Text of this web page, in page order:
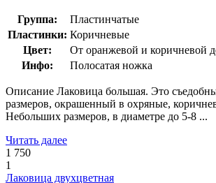
Группа:
Пластинчатые
Пластинки: Коричневые
Цвет:
От оранжевой и коричневой
Инфо:
Полосатая ножка
Описание Лаковица большая. Это
размеров, окрашенный в охряные,
Небольших размеров, в диаметре до 5-8 ...
Читать далее
1 750
1
Лаковица двухцветная